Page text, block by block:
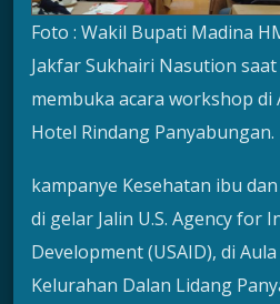
Foto : Wakil Bupati Madina
Jakfar Sukhairi Nasution saat
membuka acara workshop di
Hotel Rindang Panyabungan.
kampanye Kesehatan ibu
di gelar Jalin U.S. Agency for
Development (USAID), di
Kelurahan Dalan Lidang